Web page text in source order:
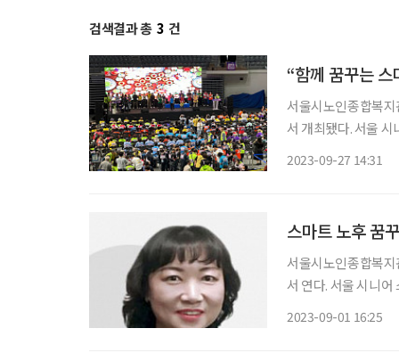
검색결과 총 3 건
“함께 꿈꾸는
서울시노인종합복지
서 개최됐다. 서울
2023-09-27 14:31
스마트 노후 꿈
서울시노인종합복지
서 연다. 서울 시니어 스마트 페스타는 스마트 기기를 접할 수 있는 자리를 마련해 스마트 복지
2023-09-01 16:25